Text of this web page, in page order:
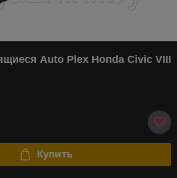
Auto Plex Honda Civic VIII
Купить